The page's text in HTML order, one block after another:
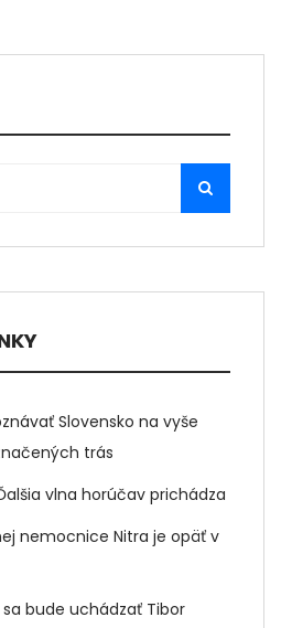
Slovensko na vyše
trás
vlna horúčav prichádza
nemocnice Nitra je opäť v
sa bude uchádzať Tibor